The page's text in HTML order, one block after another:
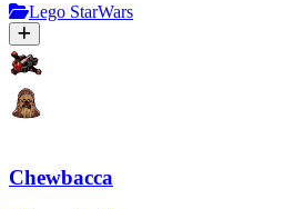
Lego StarWars
Chewbacca